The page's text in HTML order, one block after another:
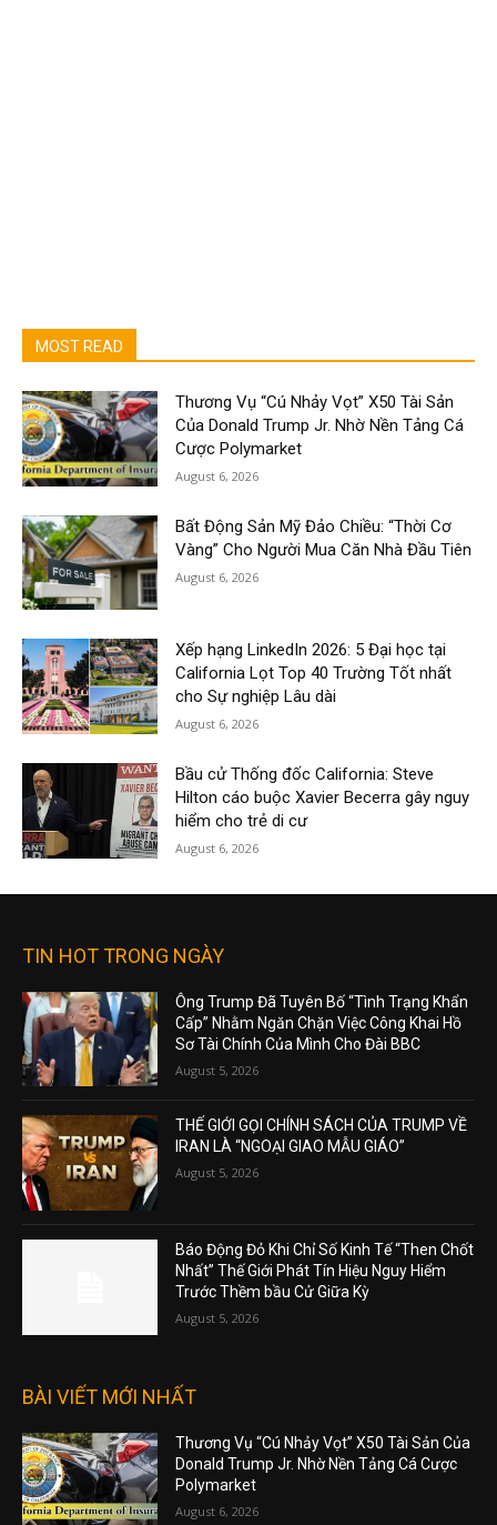
MOST READ
Thương Vụ “Cú Nhảy Vọt” X50 Tài Sản
Của Donald Trump Jr. Nhờ Nền Tảng Cá
Cược Polymarket
August 6, 2026
Bất Động Sản Mỹ Đảo Chiều: “Thời Cơ
Vàng” Cho Người Mua Căn Nhà Đầu Tiên
August 6, 2026
Xếp hạng LinkedIn 2026: 5 Đại học tại
California Lọt Top 40 Trường Tốt nhất
cho Sự nghiệp Lâu dài
August 6, 2026
Bầu cử Thống đốc California: Steve
Hilton cáo buộc Xavier Becerra gây nguy
hiểm cho trẻ di cư
August 6, 2026
TIN HOT TRONG NGÀY
Ông Trump Đã Tuyên Bố “Tình Trạng Khẩn
Cấp” Nhằm Ngăn Chặn Việc Công Khai Hồ
Sơ Tài Chính Của Mình Cho Đài BBC
August 5, 2026
THẾ GIỚI GỌI CHÍNH SÁCH CỦA TRUMP VỀ
IRAN LÀ “NGOẠI GIAO MẪU GIÁO”
August 5, 2026
Báo Động Đỏ Khi Chỉ Số Kinh Tế “Then Chốt
Nhất” Thế Giới Phát Tín Hiệu Nguy Hiểm
Trước Thềm bầu Cử Giữa Kỳ
August 5, 2026
BÀI VIẾT MỚI NHẤT
Thương Vụ “Cú Nhảy Vọt” X50 Tài Sản Của
Donald Trump Jr. Nhờ Nền Tảng Cá Cược
Polymarket
August 6, 2026